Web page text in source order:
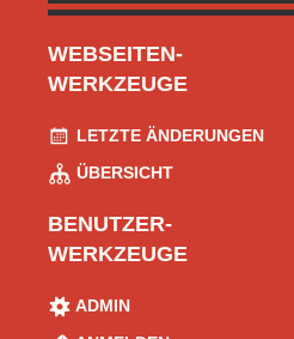
WEBSEITEN-
WERKZEUGE
LETZTE ÄNDERUNGEN
ÜBERSICHT
BENUTZER-
WERKZEUGE
ADMIN